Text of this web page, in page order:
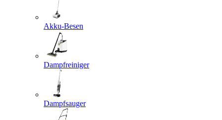
Akku-Besen
Dampfreiniger
Dampfsauger